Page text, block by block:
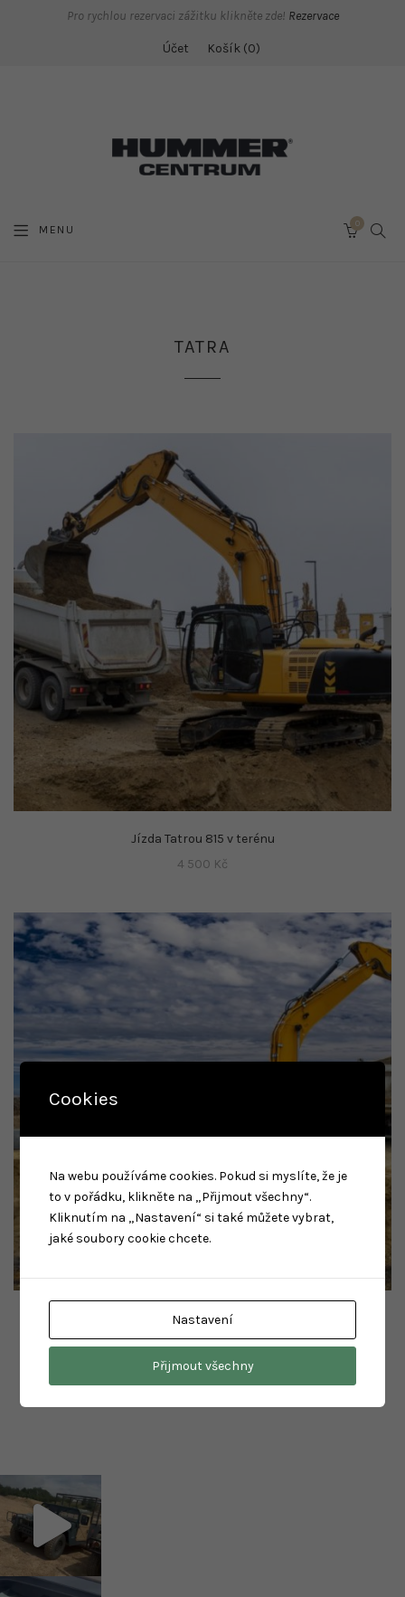
Pro rychlou rezervaci zážitku klikněte zde! Rezervace
Účet Košík 0
MENU 0
TATRA
Jízda Tatrou 815 v terénu
4 500 Kč
Tatra 815 vs. Bagr
6 200Kč
Cookies
Na webu používáme cookies. Pokud si myslíte, že je
to v pořádku, klikněte na „Přijmout všechny“.
Kliknutím na „Nastavení“ si také můžete vybrat,
jaké soubory cookie chcete.
Nastavení
Přijmout všechny